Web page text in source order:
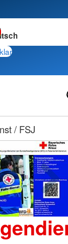
wechseln zu
/ FSJ